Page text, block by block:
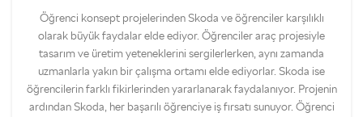
Öğrenci konsept projelerinden Skoda ve öğrenciler karşılıklı
olarak büyük faydalar elde ediyor. Öğrenciler araç projesiyle
tasarım ve üretim yeteneklerini sergilerlerken, aynı zamanda
uzmanlarla yakın bir çalışma ortamı elde ediyorlar. Skoda ise
öğrencilerin farklı fikirlerinden yararlanarak faydalanıyor. Projenin
ardından Skoda, her başarılı öğrenciye iş fırsatı sunuyor. Öğrenci